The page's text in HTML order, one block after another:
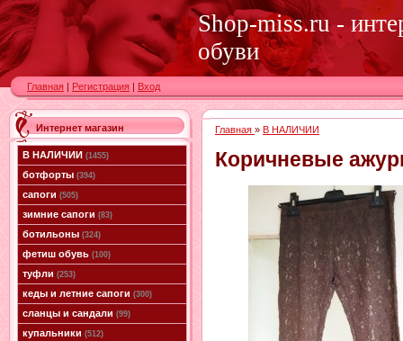
Shop-miss.ru -
обуви
Главная | Регистрация | Вход
Интернет магазин
В НАЛИЧИИ (1455)
ботфорты (394)
сапоги (505)
зимние сапоги (83)
ботильоны (324)
фетиш обувь (100)
туфли (253)
кеды и летние сапоги (300)
сланцы и сандали (99)
купальники (512)
Главная » В НАЛИЧИИ
Коричневые